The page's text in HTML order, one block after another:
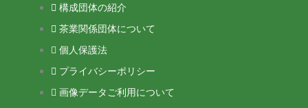
構成団体の紹介
茶業関係団体について
個人保護法
プライバシーポリシー
画像データご利用について